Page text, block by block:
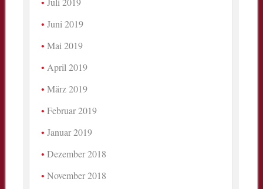
Juni 2019
Mai 2019
April 2019
März 2019
Februar 2019
Januar 2019
Dezember 2018
November 2018